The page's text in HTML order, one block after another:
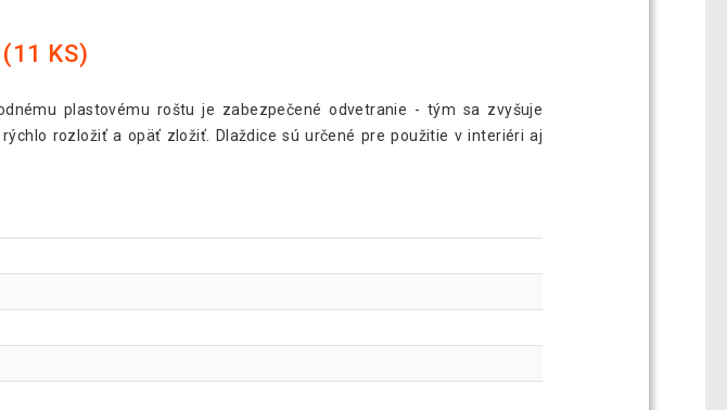
KS)
plastovému roštu je zabezpečené odvetranie - tým sa zvyšuje
rozložiť a opäť zložiť. Dlaždice sú určené pre použitie v interiéri aj